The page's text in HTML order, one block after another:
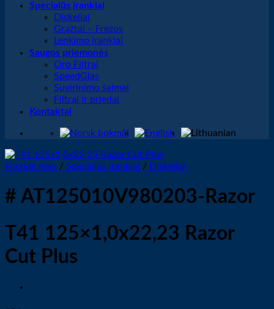
Specialūs įrankiai
Diskeliai
Grąžtai – Frezos
Lenkimo įrankiai
Saugos priemonės
Oro Filtrai
SpeedGlas
Suvirinimo šalmai
Filtrai ir priedai
Kontaktai
Forside new / Specialūs įrankiai / Diskeliai
# AT125010V980203-Razor
T41 125×1,0x22,23 Razor
Cut Plus